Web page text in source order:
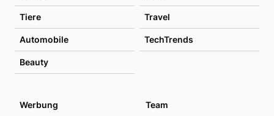
Tiere Travel
Automobile TechTrends
Beauty
Werbung
Team